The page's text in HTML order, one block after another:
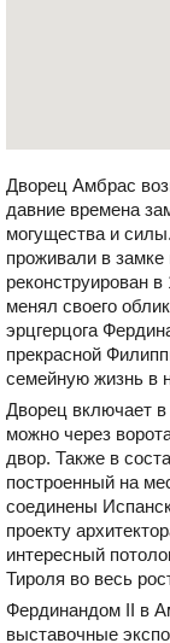
Дворец Амбрас
давние времена
могущества и
проживали в
реконструирован
менял своего
эрцгерцога
прекрасной
семейную жизнь в
Дворец включает
можно через
двор. Также в
построенный на
соединены
проекту
интересный
Тироля во весь
Фердинандом II в
выставочные